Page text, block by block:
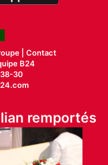
| Contact
B24
30
remportés